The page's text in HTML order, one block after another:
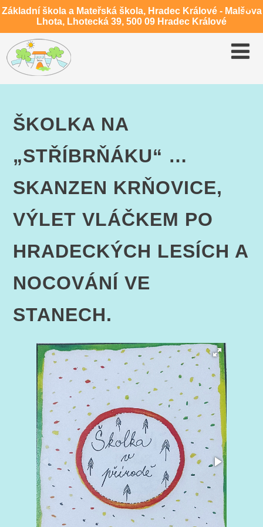
Základní škola a Mateřská škola, Hradec Králové - Malšova
Lhota, Lhotecká 39, 500 09 Hradec Králové
ŠKOLKA NA
„STŘÍBRŇÁKU“ …
SKANZEN KRŇOVICE,
VÝLET VLÁČKEM PO
HRADECKÝCH LESÍCH A
NOCOVÁNÍ VE
STANECH.